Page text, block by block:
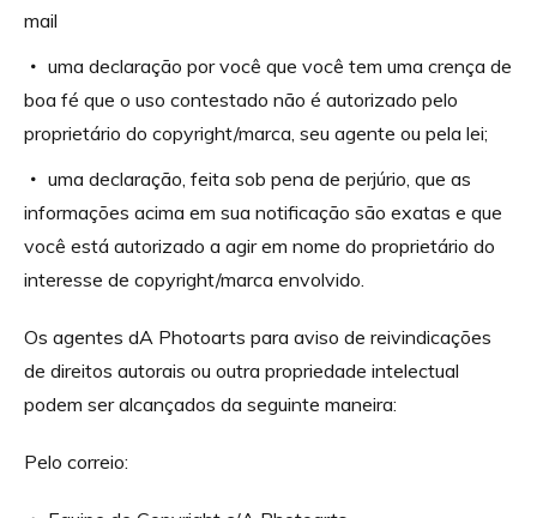
mail
uma declaração por você que você tem uma crença de
boa fé que o uso contestado não é autorizado pelo
proprietário do copyright/marca, seu agente ou pela lei;
uma declaração, feita sob pena de perjúrio, que as
informações acima em sua notificação são exatas e que
você está autorizado a agir em nome do proprietário do
interesse de copyright/marca envolvido.
Os agentes dA Photoarts para aviso de reivindicações
de direitos autorais ou outra propriedade intelectual
podem ser alcançados da seguinte maneira:
Pelo correio: